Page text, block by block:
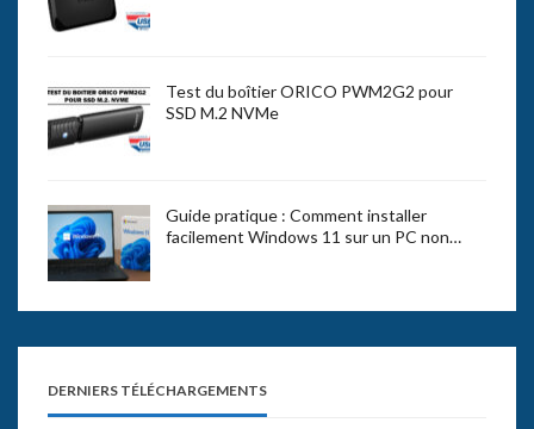
Test du boîtier ORICO PWM2G2 pour
SSD M.2 NVMe
Guide pratique : Comment installer
facilement Windows 11 sur un PC non…
DERNIERS TÉLÉCHARGEMENTS